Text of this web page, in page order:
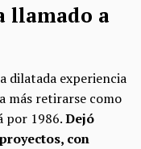
llamado a
dilatada experiencia
más retirarse como
por 1986.Dejó
con